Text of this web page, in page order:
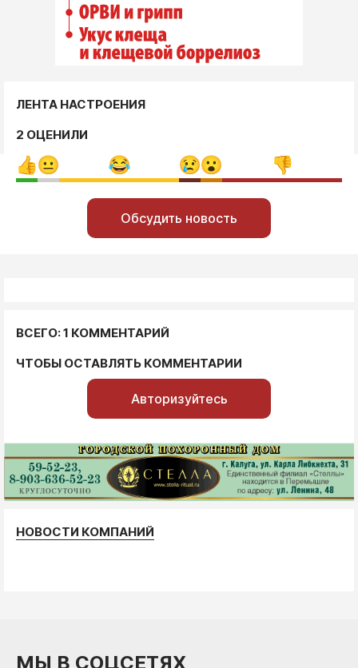
ЛЕНТА НАСТРОЕНИЯ
2 ОЦЕНИЛИ
Обсудить новость
ВСЕГО: 1 КОММЕНТАРИЙ
ЧТОБЫ ОСТАВЛЯТЬ КОММЕНТАРИИ
Авторизуйтесь
НОВОСТИ КОМПАНИЙ
МЫ В СОЦСЕТЯХ